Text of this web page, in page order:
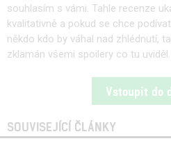
souhlasím s vámi. Tahle recenze
kvalitativně a pokud se chce
někdo kdo by váhal nad zhlédnutí,
zklamán všemi spoilery co tu uviděl.
Vstoupit do
SOUVISEJÍCÍ ČLÁNKY